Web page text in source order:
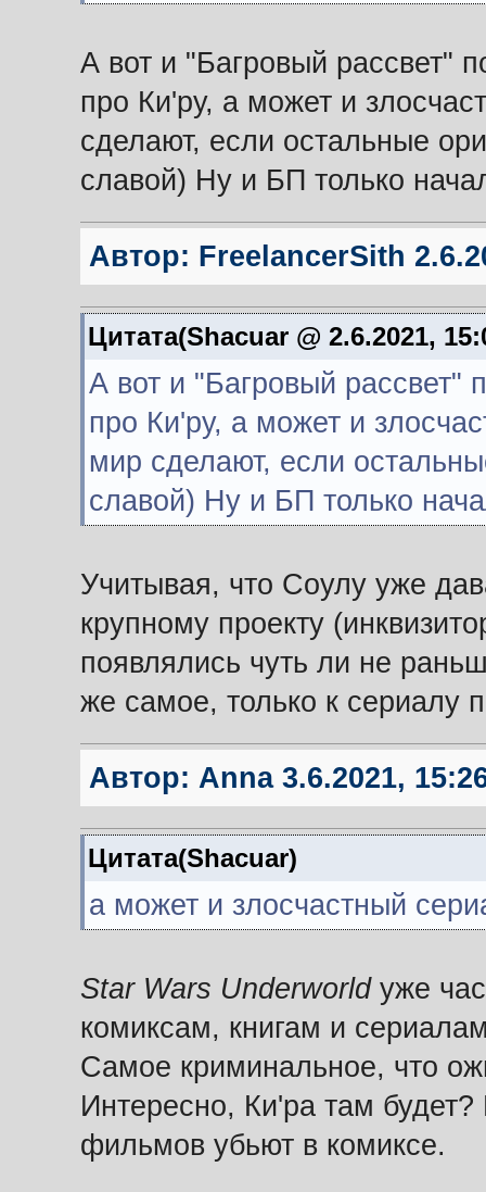
А вот и "Багровый рассвет"
про Ки'ру, а может и
сделают, если остальные
славой) Ну и БП только
Автор: FreelancerSith
Цитата(Shacuar @ 2.6.2021,
А вот и "Багровый рассвет"
про Ки'ру, а может и
мир сделают, если
славой) Ну и БП только
Учитывая, что Соулу уже
крупному проекту
появлялись чуть ли не
же самое, только к сериалу
Автор: Anna3.6.2021,
Цитата(Shacuar)
а может и злосчастный
Star Wars Underworldуже
комиксам, книгам и
Самое криминальное, что
Интересно, Ки'ра там
фильмов убьют в комиксе.